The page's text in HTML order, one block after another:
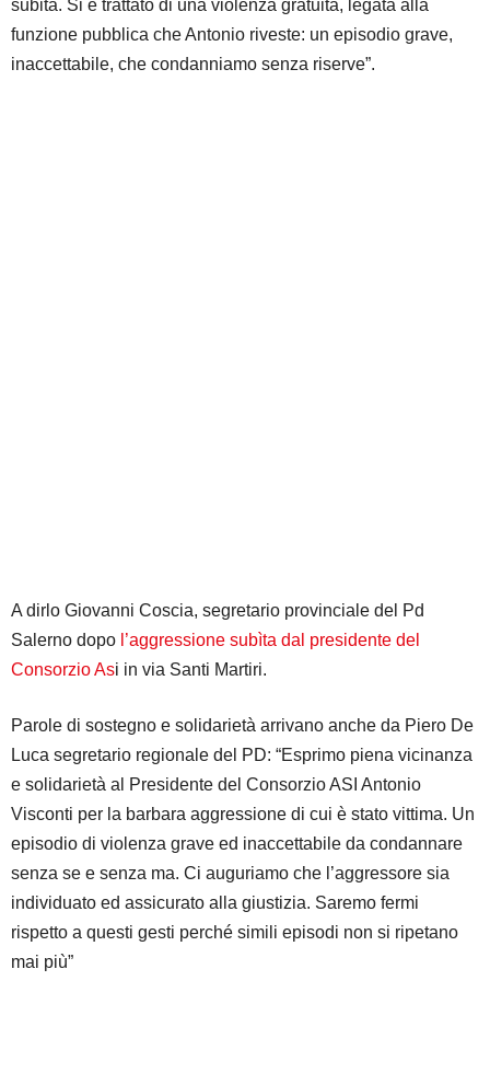
subita. Si è trattato di una violenza gratuita, legata alla
funzione pubblica che Antonio riveste: un episodio grave,
inaccettabile, che condanniamo senza riserve”.
A dirlo Giovanni Coscia, segretario provinciale del Pd
Salerno dopo l’aggressione subìta dal presidente del
Consorzio Asi in via Santi Martiri.
Parole di sostegno e solidarietà arrivano anche da Piero De
Luca segretario regionale del PD: “Esprimo piena vicinanza
e solidarietà al Presidente del Consorzio ASI Antonio
Visconti per la barbara aggressione di cui è stato vittima. Un
episodio di violenza grave ed inaccettabile da condannare
senza se e senza ma. Ci auguriamo che l’aggressore sia
individuato ed assicurato alla giustizia. Saremo fermi
rispetto a questi gesti perché simili episodi non si ripetano
mai più”